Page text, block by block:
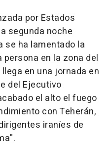
por Estados
segunda noche
se ha lamentado la
persona en la zona del
en una jornada en
del Ejecutivo
el alto el fuego
con Teherán,
iraníes de